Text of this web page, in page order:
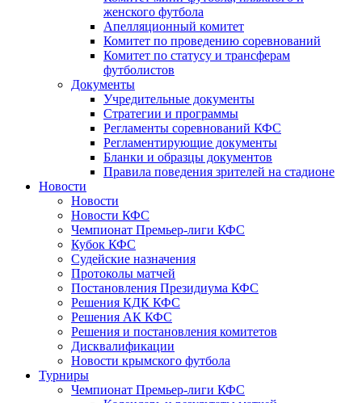
женского футбола
Апелляционный комитет
Комитет по проведению соревнований
Комитет по статусу и трансферам
футболистов
Документы
Учредительные документы
Стратегии и программы
Регламенты соревнований КФС
Регламентирующие документы
Бланки и образцы документов
Правила поведения зрителей на стадионе
Новости
Новости
Новости КФС
Чемпионат Премьер-лиги КФС
Кубок КФС
Судейские назначения
Протоколы матчей
Постановления Президиума КФС
Решения КДК КФС
Решения АК КФС
Решения и постановления комитетов
Дисквалификации
Новости крымского футбола
Турниры
Чемпионат Премьер-лиги КФС